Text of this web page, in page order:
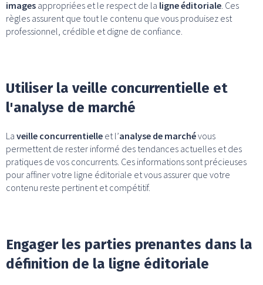
images appropriées et le respect de la ligne éditoriale . Ces
règles assurent que tout le contenu que vous produisez est
professionnel, crédible et digne de confiance.
Utiliser la veille concurrentielle et
l'analyse de marché
La veille concurrentielle et l’analyse de marchévous
permettent de rester informé des tendances actuelles et des
pratiques de vos concurrents. Ces informations sont précieuses
pour affiner votre ligne éditoriale et vous assurer que votre
contenu reste pertinent et compétitif.
Engager les parties prenantes dans la
définition de la ligne éditoriale